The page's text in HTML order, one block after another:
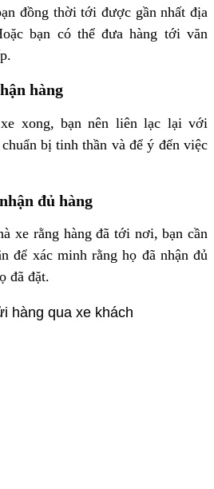
đồng thời tới được gần nhất địa
bạn có thể đưa hàng tới văn
hàng
xong, bạn nên liên lạc lại với
bị tinh thần và để ý đến việc
đủ hàng
xe rằng hàng đã tới nơi, bạn cần
để xác minh rằng họ đã nhận đủ
đã đặt.